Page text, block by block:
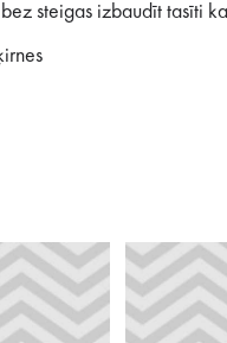
steigas izbaudīt tasīti